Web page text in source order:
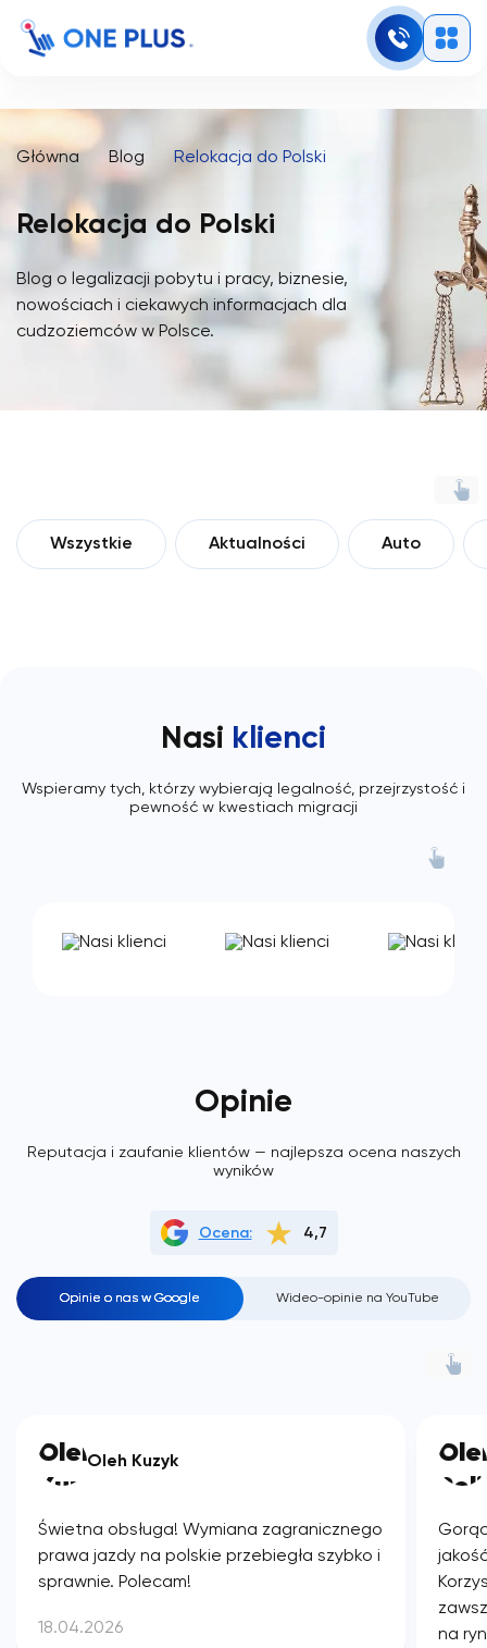
Główna Blog Relokacja do Polski
Relokacja do Polski
Blog o legalizacji pobytu i pracy, biznesie,
nowościach i ciekawych informacjach dla
cudzoziemców w Polsce.
Wszystkie Aktualności Auto
Nasi klienci
Wspieramy tych, którzy wybierają legalność, przejrzystość i
pewność w kwestiach migracji
Opinie
Ocena: 4,7
Opinie o nas w Google Wideo-opinie na YouTube
Reputacja i zaufanie klientów — najlepsza ocena naszych
wyników
Oleh Kuzyk
Świetna obsługa! Wymiana zagranicznego
prawa jazdy na polskie przebiegła szybko i
sprawnie. Polecam!
18.04.2026
na